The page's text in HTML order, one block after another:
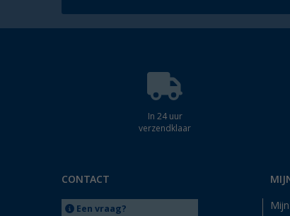
In 24 uur
verzendklaar
CONTACT
Een vraag?